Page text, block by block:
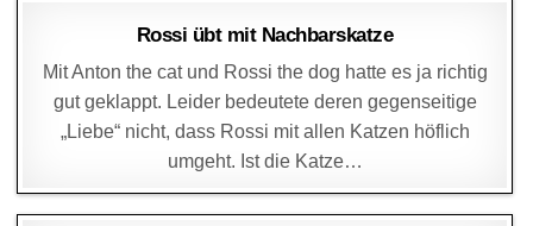
DAGMAR 16. DEZEMBER 2016
Rossi übt mit Nachbarskatze
Mit Anton the cat und Rossi the dog hatte es ja richtig
gut geklappt. Leider bedeutete deren gegenseitige
„Liebe“ nicht, dass Rossi mit allen Katzen höflich
umgeht. Ist die Katze…